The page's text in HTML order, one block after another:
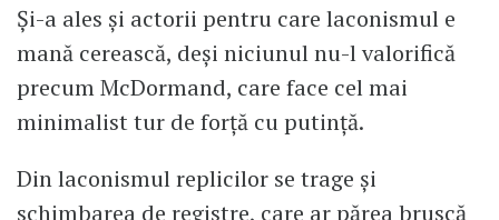
Și-a ales și actorii pentru care laconismul e
mană cerească, deși niciunul nu-l valorifică
precum McDormand, care face cel mai
minimalist tur de forță cu putință.
Din laconismul replicilor se trage și
schimbarea de registre, care ar părea bruscă